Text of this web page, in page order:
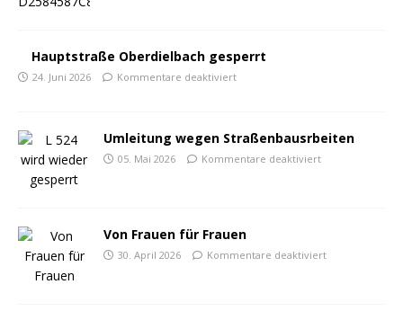
Hauptstraße Oberdielbach gesperrt
24. Juni 2026 Kommentare deaktiviert
Umleitung wegen Straßenbausrbeiten
05. Mai 2026 Kommentare deaktiviert
Von Frauen für Frauen
30. April 2026 Kommentare deaktiviert